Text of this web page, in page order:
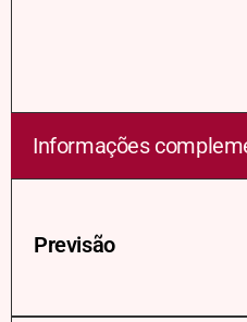
Informações
Previsão